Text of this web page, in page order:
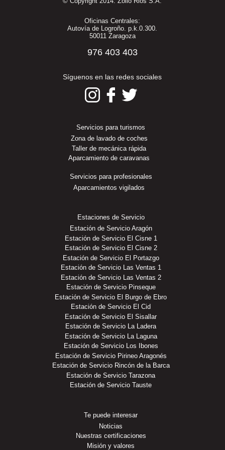
Oficinas Centrales:
Autovía de Logroño. p.k.0.300.
50011 Zaragoza
976 403 403
Síguenos en las redes sociales
Servicios para turismos
Zona de lavado de coches
Taller de mecánica rápida
Aparcamiento de caravanas
Servicios para profesionales
Aparcamientos vigilados
Estaciones de Servicio
Estación de Servicio Aragón
Estación de Servicio El Cisne 1
Estación de Servicio El Cisne 2
Estación de Servicio El Portazgo
Estación de Servicio Las Ventas 1
Estación de Servicio Las Ventas 2
Estación de Servicio Pinseque
Estación de Servicio El Burgo de Ebro
Estación de Servicio El Cid
Estación de Servicio El Sisallar
Estación de Servicio La Ladera
Estación de Servicio La Laguna
Estación de Servicio Los Ibones
Estación de Servicio Pirineo Aragonés
Estación de Servicio Rincón de la Barca
Estación de Servicio Tarazona
Estación de Servicio Tauste
Te puede interesar
Noticias
Nuestras certificaciones
Misión y valores